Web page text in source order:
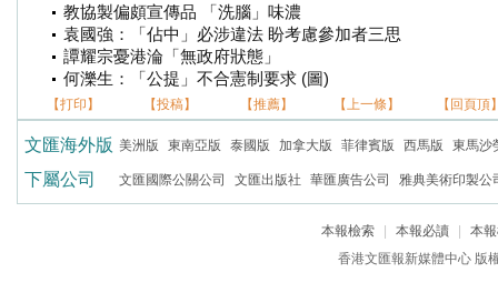
教協製偏頗宣傳品 「洗腦」味濃
袁國強：「佔中」必涉違法 盼考慮參加者三思
譚耀宗憂港淪「無政府狀態」
何濼生：「公提」不合憲制要求 (圖)
【打印】 【投稿】 【推薦】 【上一條】 【回頁頂
文匯海外版 美洲版 東南亞版 泰國版 加拿大版 菲律賓版 西馬版 東馬沙
下屬公司 文匯國際公關公司 文匯出版社 華匯廣告公司 雅典美術印製公
本報檢索 本報必讀
本
香港文匯報新媒體中心 版